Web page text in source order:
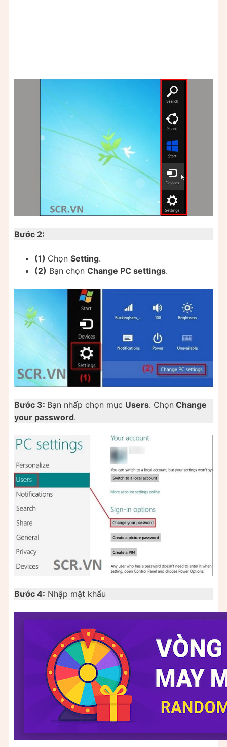
Bước 2:
(1) Chọn Setting.
(2) Bạn chọn Change PC settings.
Bước 3: Bạn nhấp chọn mục Users. Chọn Change
your password.
Bước 4: Nhập mật khẩu